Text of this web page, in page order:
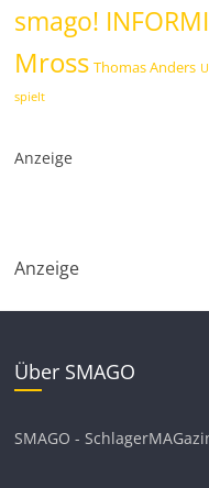
smago!
Mross Thomas Anders
spielt
Anzeige
Anzeige
Über SMAGO
SMAGO -